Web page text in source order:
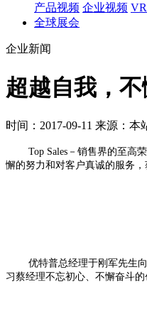
产品视频 企业视频
全球展会
企业新闻
超越自我，
时间：2017-09-11 来源：本
Top Sales －销售界的至高
懈的努力和对客户真诚的服务
优特普总经理于刚军先生
习蔡经理不忘初心、不懈奋斗